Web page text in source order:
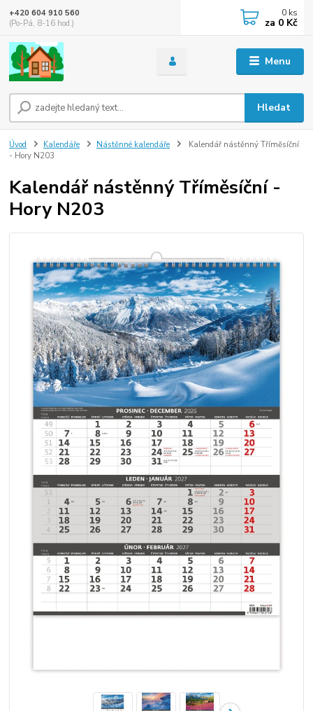
Menu
Hledat
+420 604 910 560
(Po-Pá, 8-16 hod.)
0 ks
za 0 Kč
Úvod Kalendáře Nástěnné kalendáře
Kalendář nástěnný Tříměsíční
- Hory N203
Kalendář nástěnný Tříměsíční -
Hory N203